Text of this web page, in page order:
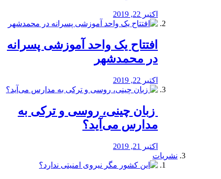
اکتبر 22, 2019
افتتاح یک واحد آموزشی پسرانه
در محمدشهر
اکتبر 22, 2019
️ زبان چینی، روسی و ترکی به
مدارس می‌آید؟
اکتبر 21, 2019
نشریات